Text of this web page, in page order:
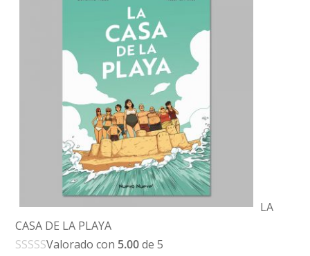
LA
CASA DE LA PLAYA
Valorado con 5.00de 5